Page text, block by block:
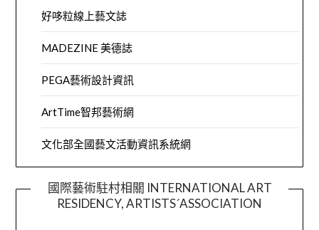
好哆粒線上藝文誌
MADEZINE 美德誌
PEGA藝術設計資訊
ArtTime智邦藝術網
文化部全國藝文活動資訊系統網
國際藝術駐村相關 INTERNATIONAL ART
RESIDENCY, ARTISTS´ASSOCIATION